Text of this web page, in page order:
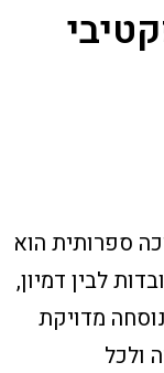
ספרותית הוא
לבין דמיון,
מדויקת
ולכל